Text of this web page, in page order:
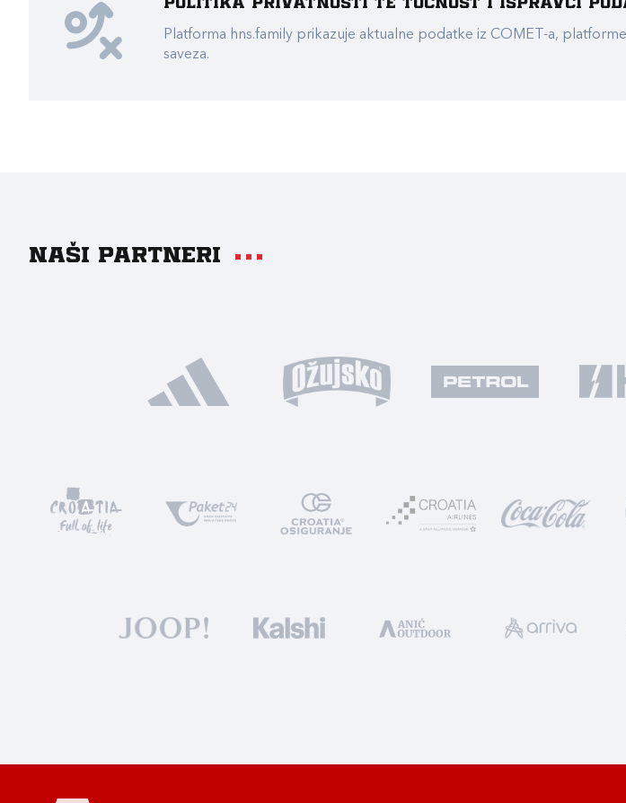
Politika privatnosti te točnost i ispravci
Platforma hns.family prikazuje aktualne podatke iz COMET-a,
saveza.
Naši partneri